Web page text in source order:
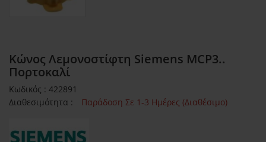
Κώνος Λεμονοστίφτη Siemens MCP3..
Πορτοκαλί
Κωδικός : 422891
Διαθεσιμότητα :
Παράδοση Σε 1-3 Ημέρες (Διαθέσιμο)